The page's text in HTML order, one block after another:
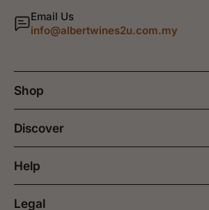
Email Us
info@albertwines2u.com.my
Shop
Discover
Help
Legal